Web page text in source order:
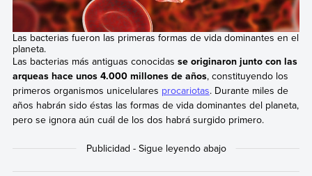
Las bacterias fueron las primeras formas de vida dominantes en el
planeta.
Las bacterias más antiguas conocidas se originaron junto con las
arqueas hace unos 4.000 millones de años, constituyendo los
primeros organismos unicelulares procariotas. Durante miles de
años habrán sido éstas las formas de vida dominantes del planeta,
pero se ignora aún cuál de los dos habrá surgido primero.